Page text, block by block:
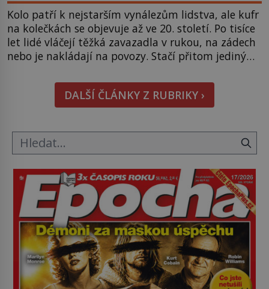
Kolo patří k nejstarším vynálezům lidstva, ale kufr
na kolečkách se objevuje až ve 20. století. Po tisíce
let lidé vláčejí těžká zavazadla v rukou, na zádech
nebo je nakládají na povozy. Stačí přitom jediný
nikdo dlouho nedostane. Až jednou se na letišti
ozve věta, která změní […]
DALŠÍ ČLÁNKY Z RUBRIKY ›